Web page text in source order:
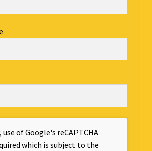
use of Google's reCAPTCHA
which is subject to the